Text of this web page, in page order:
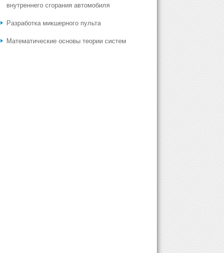
внутреннего сгорания автомобиля
Разработка микшерного пульта
Математические основы теории систем